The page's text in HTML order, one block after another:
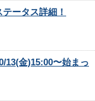
ータス詳細！
13(金)15:00〜始まっ